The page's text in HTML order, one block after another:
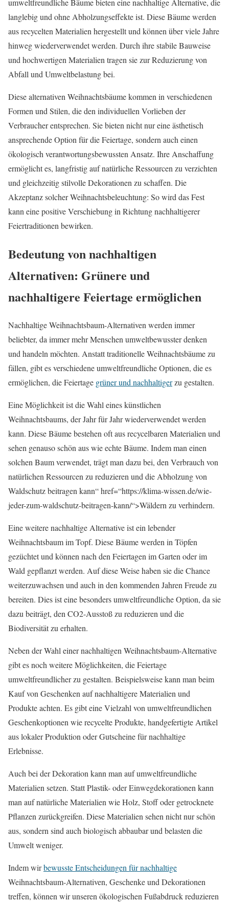
umweltfreundliche Bäume bieten eine nachhaltige Alternative, die
langlebig und ohne Abholzungseffekte ist. Diese Bäume werden
aus recycelten Materialien hergestellt und können über viele Jahre
hinweg wiederverwendet werden. Durch ihre stabile Bauweise
und hochwertigen Materialien tragen sie zur Reduzierung von
Abfall und Umweltbelastung bei.
Diese alternativen Weihnachtsbäume kommen in verschiedenen
Formen und Stilen, die den individuellen Vorlieben der
Verbraucher entsprechen. Sie bieten nicht nur eine ästhetisch
ansprechende Option für die Feiertage, sondern auch einen
ökologisch verantwortungsbewussten Ansatz. Ihre Anschaffung
ermöglicht es, langfristig auf natürliche Ressourcen zu verzichten
und gleichzeitig stilvolle Dekorationen zu schaffen. Die
Akzeptanz solcher Weihnachtsbeleuchtung: So wird das Fest
kann eine positive Verschiebung in Richtung nachhaltigerer
Feiertraditionen bewirken.
Bedeutung von nachhaltigen
Alternativen: Grünere und
nachhaltigere Feiertage ermöglichen
Nachhaltige Weihnachtsbaum-Alternativen werden immer
beliebter, da immer mehr Menschen umweltbewusster denken
und handeln möchten. Anstatt traditionelle Weihnachtsbäume zu
fällen, gibt es verschiedene umweltfreundliche Optionen, die es
ermöglichen, die Feiertage grüner und nachhaltigerzu gestalten.
Eine Möglichkeit ist die Wahl eines künstlichen
Weihnachtsbaums, der Jahr für Jahr wiederverwendet werden
kann. Diese Bäume bestehen oft aus recycelbaren Materialien und
sehen genauso schön aus wie echte Bäume. Indem man einen
solchen Baum verwendet, trägt man dazu bei, den Verbrauch von
natürlichen Ressourcen zu reduzieren und die Abholzung von
Waldschutz beitragen kann“ href=“https://klima-wissen.de/wie-
jeder-zum-waldschutz-beitragen-kann/“>Wäldern zu verhindern.
Eine weitere nachhaltige Alternative ist ein lebender
Weihnachtsbaum im Topf. Diese Bäume werden in Töpfen
gezüchtet und können nach den Feiertagen im Garten oder im
Wald gepflanzt werden. Auf diese Weise haben sie die Chance
weiterzuwachsen und auch in den kommenden Jahren Freude zu
bereiten. Dies ist eine besonders umweltfreundliche Option, da sie
dazu beiträgt, den CO2-Ausstoß zu reduzieren und die
Biodiversität zu erhalten.
Neben der Wahl einer nachhaltigen Weihnachtsbaum-Alternative
gibt es noch weitere Möglichkeiten, die Feiertage
umweltfreundlicher zu gestalten. Beispielsweise kann man beim
Kauf von Geschenken auf nachhaltigere Materialien und
Produkte achten. Es gibt eine Vielzahl von umweltfreundlichen
Geschenkoptionen wie recycelte Produkte, handgefertigte Artikel
aus lokaler Produktion oder Gutscheine für nachhaltige
Erlebnisse.
Auch bei der Dekoration kann man auf umweltfreundliche
Materialien setzen. Statt Plastik- oder Einwegdekorationen kann
man auf natürliche Materialien wie Holz, Stoff oder getrocknete
Pflanzen zurückgreifen. Diese Materialien sehen nicht nur schön
aus, sondern sind auch biologisch abbaubar und belasten die
Umwelt weniger.
Indem wirbewusste Entscheidungen für nachhaltige
Weihnachtsbaum-Alternativen, Geschenke und Dekorationen
treffen, können wir unseren ökologischen Fußabdruck reduzieren